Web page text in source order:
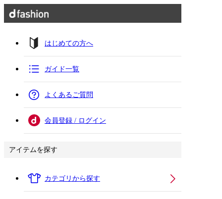
はじめての方へ
ガイド一覧
よくあるご質問
会員登録 / ログイン
アイテムを探す
カテゴリから探す